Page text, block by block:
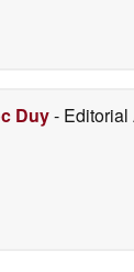
Duy- Editorial